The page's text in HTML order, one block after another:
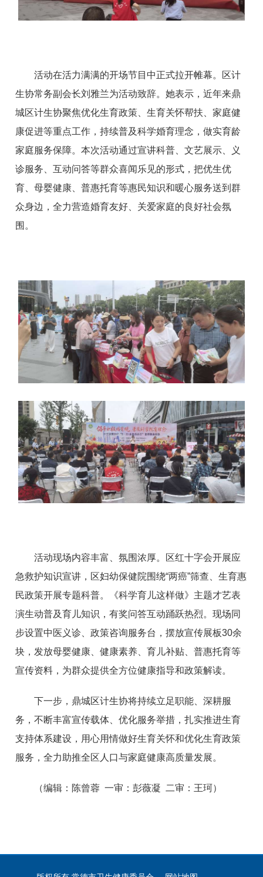
活动在活力满满的开场节目中正式拉开帷幕。区计
生协常务副会长刘雅兰为活动致辞。她表示，近年来鼎
城区计生协聚焦优化生育政策、生育关怀帮扶、家庭健
康促进等重点工作，持续普及科学婚育理念，做实育龄
家庭服务保障。本次活动通过宣讲科普、文艺展示、义
诊服务、互动问答等群众喜闻乐见的形式，把优生优
育、母婴健康、普惠托育等惠民知识和暖心服务送到群
众身边，全力营造婚育友好、关爱家庭的良好社会氛
围。
活动现场内容丰富、氛围浓厚。区红十字会开展应
急救护知识宣讲，区妇幼保健院围绕“两癌”筛查、生育惠
民政策开展专题科普。《科学育儿这样做》主题才艺表
演生动普及育儿知识，有奖问答互动踊跃热烈。现场同
步设置中医义诊、政策咨询服务台，摆放宣传展板30余
块，发放母婴健康、健康素养、育儿补贴、普惠托育等
宣传资料，为群众提供全方位健康指导和政策解读。
下一步，鼎城区计生协将持续立足职能、深耕服
务，不断丰富宣传载体、优化服务举措，扎实推进生育
支持体系建设，用心用情做好生育关怀和优化生育政策
服务，全力助推全区人口与家庭健康高质量发展。
（编辑：陈曾蓉 一审：彭薇凝 二审：王珂）